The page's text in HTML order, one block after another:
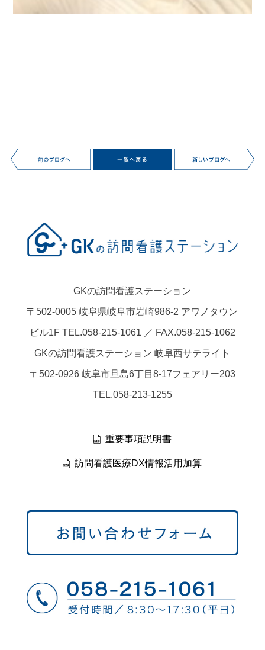
GKの訪問看護ステーション
〒502-0005 岐阜県岐阜市岩崎986-2 アワノタウン
ビル1F TEL.058-215-1061 ／ FAX.058-215-1062
GKの訪問看護ステーション 岐阜西サテライト
〒502-0926 岐阜市旦島6丁目8-17フェアリー203
TEL.058-213-1255
重要事項説明書
訪問看護医療DX情報活用加算